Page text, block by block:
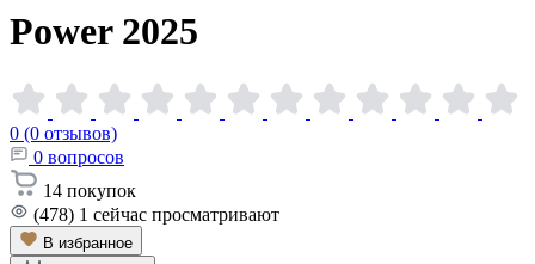
Power 2025
0 (0 отзывов)
0 вопросов
14 покупок
(478) 1 сейчас просматривают
В избранное